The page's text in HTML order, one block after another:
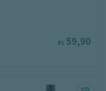
R$ 59,90